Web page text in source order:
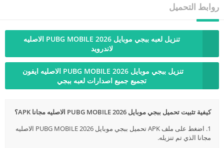
روابط التحميل
تنزيل لعبه ببجي موبايل 2026 PUBG MOBILE الاصليه
لاندرويد
تنزيل ببجي موبايل 2026 PUBG MOBILE الاصليه ايفون
تجميع جميع اصدارات لعبه ببجي
كيفية تثبيت تحميل ببجي موبايل 2026 PUBG MOBILE الاصليه مجانا APK؟
1. اضغط على ملف APK تحميل ببجي موبايل 2026 PUBG MOBILE الاصليه
مجانا الذي تم تنزيله.